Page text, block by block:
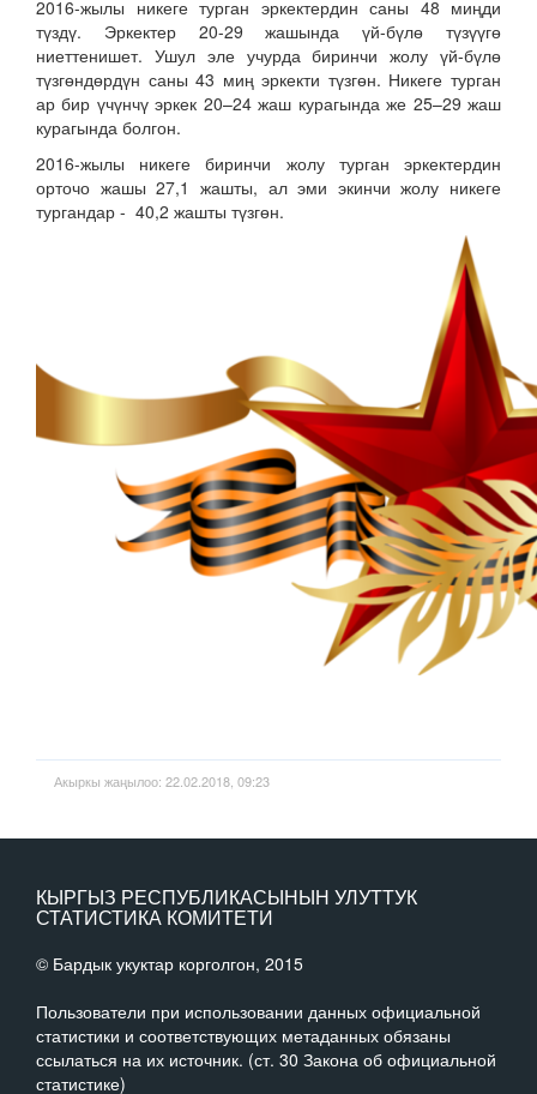
2016-жылы никеге турган эркектердин саны 48 миңди
түздү. Эркектер 20-29 жашында үй-бүлө түзүүгө
ниеттенишет. Ушул эле учурда биринчи жолу үй-бүлө
түзгөндөрдүн саны 43 миң эркекти түзгөн. Никеге турган
ар бир үчүнчү эркек 20–24 жаш курагында же 25–29 жаш
курагында болгон.
2016-жылы никеге биринчи жолу турган эркектердин
орточо жашы 27,1 жашты, ал эми экинчи жолу никеге
тургандар - 40,2 жашты түзгөн.
Акыркы жаңылоо: 22.02.2018, 09:23
КЫРГЫЗ РЕСПУБЛИКАСЫНЫН УЛУТТУК
СТАТИСТИКА КОМИТЕТИ
© Бардык укуктар корголгон, 2015
Пользователи при использовании данных официальной
статистики и соответствующих метаданных обязаны
ссылаться на их источник. (ст. 30 Закона об официальной
статистике)